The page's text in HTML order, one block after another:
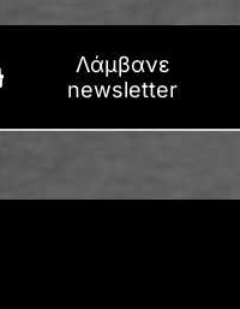
Λάμβανε
newsletter